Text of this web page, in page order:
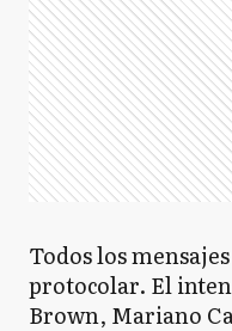
Todos los
protocolar. El
Brown, Mariano